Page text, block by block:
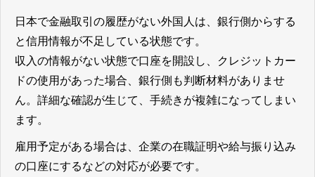
日本で金融取引の履歴がない外国人は、銀行側からする
と信用情報が不足している状態です。
収入の情報がない状態で口座を開設し、クレジットカー
ドの使用があった場合、銀行側も判断材料がありませ
ん。詳細な確認が生じて、手続きが複雑になってしまい
ます。
雇用予定がある場合は、企業の在職証明や給与振り込み
の口座にするなどの対応が必要です。